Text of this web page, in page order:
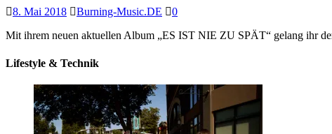
8. Mai 2018 Burning-Music.DE
0
Mit ihrem neuen aktuellen Album „ES IST NIE ZU SPÄT“ gelang ihr
Lifestyle & Technik